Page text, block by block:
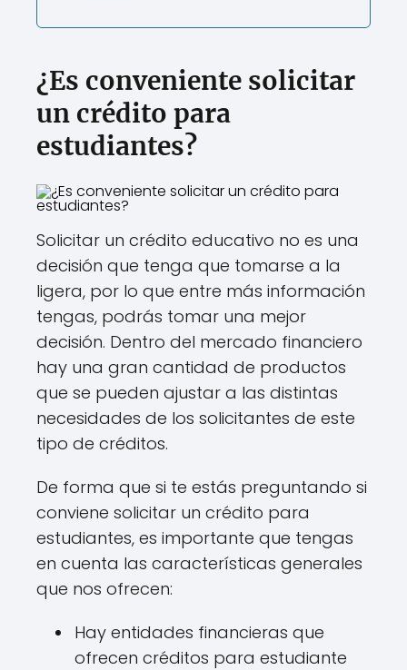
¿Es conveniente solicitar
un crédito para
estudiantes?
Solicitar un crédito educativo no es una
decisión que tenga que tomarse a la
ligera, por lo que entre más información
tengas, podrás tomar una mejor
decisión. Dentro del mercado financiero
hay una gran cantidad de productos
que se pueden ajustar a las distintas
necesidades de los solicitantes de este
tipo de créditos.
De forma que si te estás preguntando si
conviene solicitar un crédito para
estudiantes, es importante que tengas
en cuenta las características generales
que nos ofrecen:
Hay entidades financieras que
ofrecen créditos para estudiante